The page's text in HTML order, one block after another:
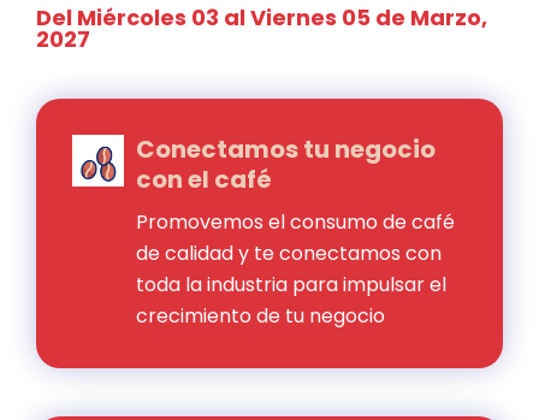
Del Miércoles 03 al Viernes 05 de Marzo,
2027
Conectamos tu negocio
con el café
Promovemos el consumo de café
de calidad y te conectamos con
toda la industria para impulsar el
crecimiento de tu negocio